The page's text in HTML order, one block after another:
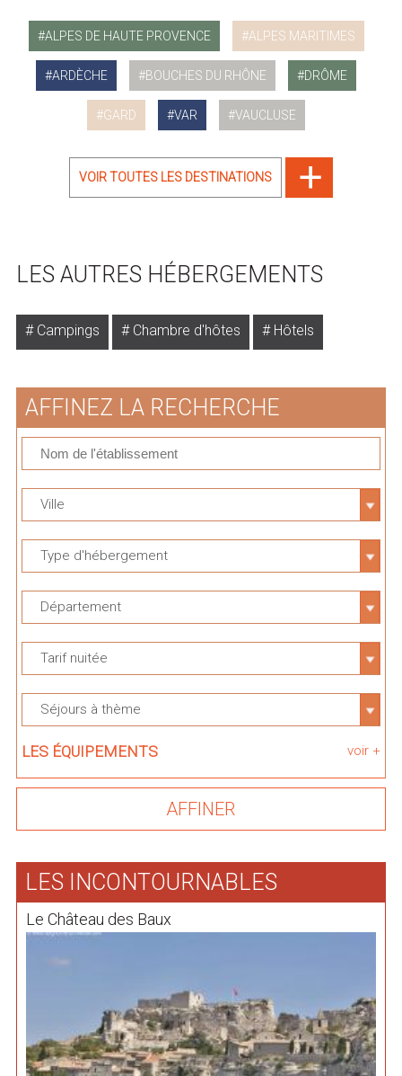
ALPES DE HAUTE PROVENCE ALPES MARITIMES
ARDÈCHE BOUCHES DU RHÔNE DRÔME
GARD VAR VAUCLUSE
VOIR TOUTES LES DESTINATIONS
LES AUTRES HÉBERGEMENTS
Campings Chambre d'hôtes Hôtels
AFFINEZ LA RECHERCHE
Ville
Type d'hébergement
Département
Tarif nuitée
Séjours à thème
LES ÉQUIPEMENTS voir +
LES INCONTOURNABLES
Le Château des Baux